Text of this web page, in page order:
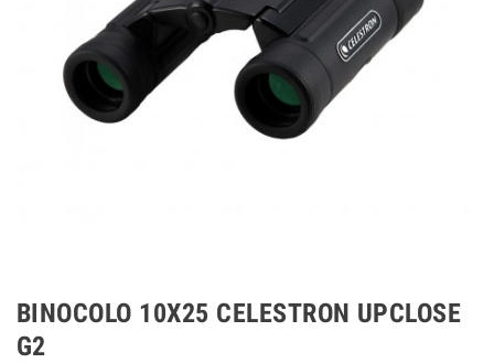
BINOCOLO 10X25 CELESTRON UPCLOSE
G2